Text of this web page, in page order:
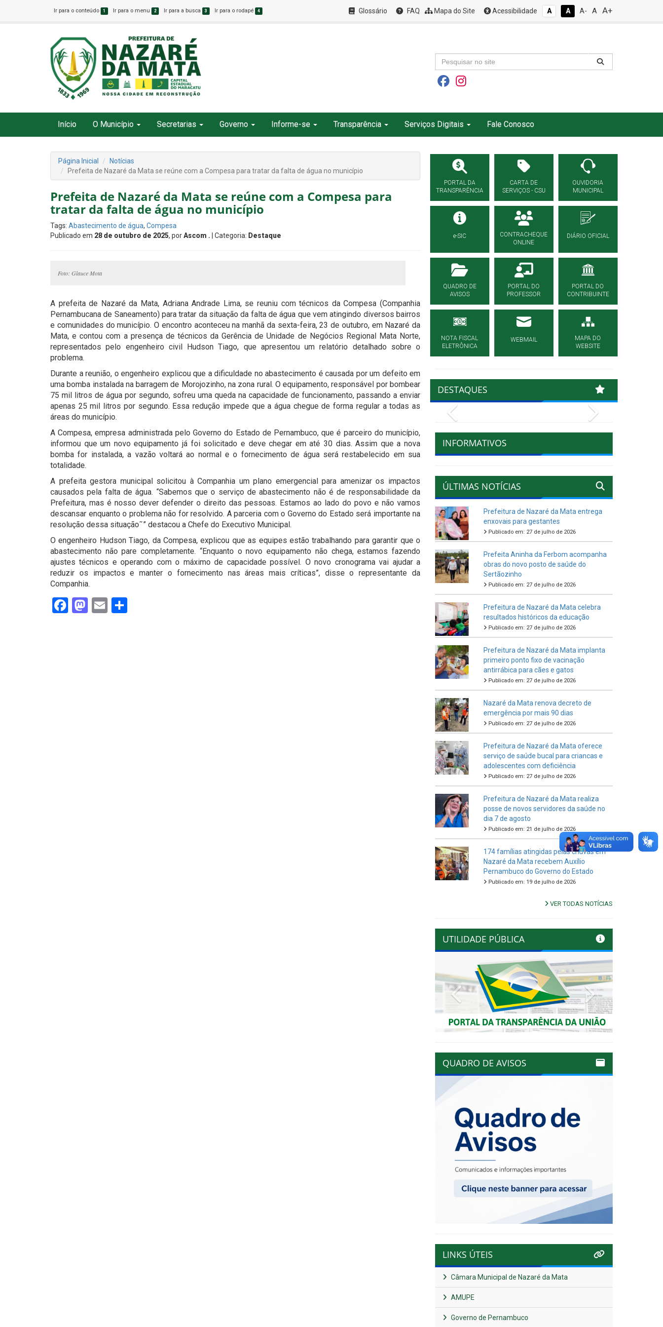
Ir para o conteúdo 1 Ir para o menu 2 Ir para a busca 3 Ir para o rodapé 4 Glossário FAQ Mapa do Site Acessibilidade A A A- A A+
Início O Município Secretarias Governo Informe-se Transparência Serviços Digitais Fale Conosco
Página Inicial
Notícias
Prefeita de Nazaré da Mata se reúne com a Compesa para tratar da falta de água no município
Prefeita de Nazaré da Mata se reúne com a Compesa para
tratar da falta de água no município
Tags: Abastecimento de água, Compesa
Publicado em 28 de outubro de 2025, porAscom . | Categoria: Destaque
Foto: Glauce Mota
A prefeita de Nazaré da Mata, Adriana Andrade Lima, se reuniu com técnicos da Compesa (Companhia
Pernambucana de Saneamento) para tratar da situação da falta de água que vem atingindo diversos bairros
e comunidades do município. O encontro aconteceu na manhã da sexta-feira, 23 de outubro, em Nazaré da
Mata, e contou com a presença de técnicos da Gerência de Unidade de Negócios Regional Mata Norte,
representados pelo engenheiro civil Hudson Tiago, que apresentou um relatório detalhado sobre o
problema.
Durante a reunião, o engenheiro explicou que a dificuldade no abastecimento é causada por um defeito em
uma bomba instalada na barragem de Morojozinho, na zona rural. O equipamento, responsável por bombear
75 mil litros de água por segundo, sofreu uma queda na capacidade de funcionamento, passando a enviar
apenas 25 mil litros por segundo. Essa redução impede que a água chegue de forma regular a todas as
áreas do município.
A Compesa, empresa administrada pelo Governo do Estado de Pernambuco, que é parceiro do município,
informou que um novo equipamento já foi solicitado e deve chegar em até 30 dias. Assim que a nova
bomba for instalada, a vazão voltará ao normal e o fornecimento de água será restabelecido em sua
totalidade.
A prefeita gestora municipal solicitou à Companhia um plano emergencial para amenizar os impactos
causados pela falta de água. “Sabemos que o serviço de abastecimento não é de responsabilidade da
Prefeitura, mas é nosso dever defender o direito das pessoas. Estamos ao lado do povo e não vamos
descansar enquanto o problema não for resolvido. A parceria com o Governo do Estado será importante na
resolução dessa situação˜” destacou a Chefe do Executivo Municipal.
O engenheiro Hudson Tiago, da Compesa, explicou que as equipes estão trabalhando para garantir que o
abastecimento não pare completamente. “Enquanto o novo equipamento não chega, estamos fazendo
ajustes técnicos e operando com o máximo de capacidade possível. O novo cronograma vai ajudar a
reduzir os impactos e manter o fornecimento nas áreas mais críticas”, disse o representante da
Companhia.
Facebook
Mastodon
Email
PORTAL DA
TRANSPARÊNCIA
CARTA DE
SERVIÇOS - CSU
OUVIDORIA
MUNICIPAL
e-SIC
CONTRACHEQUE
ONLINE
DIÁRIO OFICIAL
QUADRO DE
AVISOS
PORTAL DO
PROFESSOR
PORTAL DO
CONTRIBUINTE
NOTA FISCAL
ELETRÔNICA
WEBMAIL
MAPA DO
WEBSITE
DESTAQUES
INFORMATIVOS
ÚLTIMAS NOTÍCIAS
Prefeitura de Nazaré da Mata entrega
enxovais para gestantes
Publicado em: 27 de julho de 2026
Prefeita Aninha da Ferbom acompanha
obras do novo posto de saúde do
Sertãozinho
Publicado em: 27 de julho de 2026
Prefeitura de Nazaré da Mata celebra
resultados históricos da educação
Publicado em: 27 de julho de 2026
Prefeitura de Nazaré da Mata implanta
primeiro ponto fixo de vacinação
antirrábica para cães e gatos
Publicado em: 27 de julho de 2026
Nazaré da Mata renova decreto de
emergência por mais 90 dias
Publicado em: 27 de julho de 2026
Prefeitura de Nazaré da Mata oferece
serviço de saúde bucal para criancas e
adolescentes com deficiência
Publicado em: 27 de julho de 2026
Prefeitura de Nazaré da Mata realiza
posse de novos servidores da saúde no
dia 7 de agosto
Publicado em: 21 de julho de 2026
174 famílias atingidas pelas chuvas em
Nazaré da Mata recebem Auxílio
Pernambuco do Governo do Estado
Publicado em: 19 de julho de 2026
VER TODAS NOTÍCIAS
UTILIDADE PÚBLICA
Previous Next
QUADRO DE AVISOS
LINKS ÚTEIS
Câmara Municipal de Nazaré da Mata
AMUPE
Governo de Pernambuco